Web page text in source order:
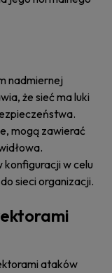
nadmiernej
że sieć ma luki
mogą zawierać
w celu
sieci organizacji.
ataków